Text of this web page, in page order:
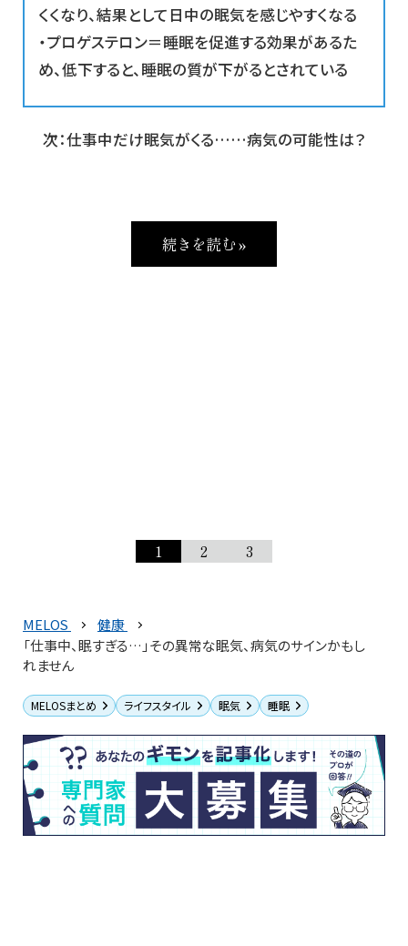
くくなり、結果として日中の眠気を感じやすくなる
・プロゲステロン＝睡眠を促進する効果があるた
め、低下すると、睡眠の質が下がるとされている
次：仕事中だけ眠気がくる……病気の可能性は？
続きを読む »
1 2 3
MELOS
健康
「仕事中、眠すぎる…」その異常な眠気、病気のサインかもし
れません
MELOSまとめ ライフスタイル 眠気 睡眠